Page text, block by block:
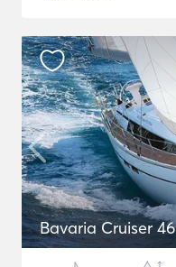
Bavaria Cruiser 46